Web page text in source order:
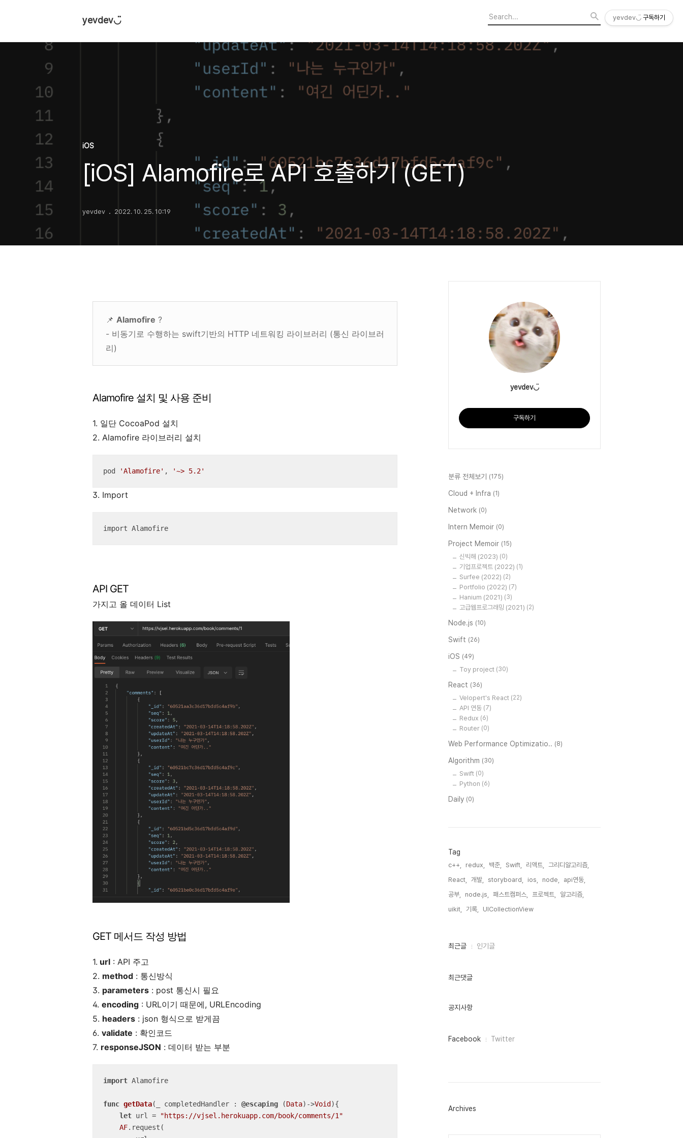
yevdev◡̈
iOS
[iOS] Alamofire로 API 호출하기 (GET)
yevdev 2022. 10. 25. 10:19
📌 Alamofire ?
- 비동기로 수행하는 swift기반의 HTTP 네트워킹 라이브러리 (통신 라이브러
리)
Alamofire 설치 및 사용 준비
1. 일단 CocoaPod 설치
2. Alamofire 라이브러리 설치
pod 'Alamofire' , '~> 5.2'
3. Import
import Alamofire
API GET
가지고 올 데이터 List
GET 메서드 작성 방법
1. url : API 주고
2. method : 통신방식
3. parameters : post 통신시 필요
4. encoding : URL이기 때문에, URLEncoding
5. headers : json 형식으로 받게끔
6. validate : 확인코드
7. responseJSON : 데이터 받는 부분
import Alamofire
func getData( completedHandler : @escaping (Data)->Void ){
let url =
"https://vjsel.herokuapp.com/book/comments/1"
AF.request(
yevdev◡̈
구독하기
분류 전체보기 (175)
Cloud + Infra (1)
Network (0)
Intern Memoir (0)
Project Memoir (15)
신빅해 (2023) (0)
기업프로젝트 (2022) (1)
Surfee (2022) (2)
Portfolio (2022) (7)
Hanium (2021) (3)
고급웹프로그래밍 (2021) (2)
Node.js (10)
Swift (26)
iOS (49)
Toy project (30)
React (36)
Velopert's React (22)
API 연동 (7)
Redux (6)
Router (0)
Web Performance Optimizatio.. (8)
Algorithm (30)
Swift (0)
Python (6)
Daily (0)
Tag
c++, redux, 백준, Swift, 리액트,
그리디알고리즘,
React,
개발, storyboard, ios, node,
api연동,
공부,
node.js, 패스트캠퍼스, 프로젝트,
알고리즘,
uikit,
기록, UICollectionView,
최
인
최근글 인기글
최근댓글
공지사항
페
그
Facebook Twitter
Archives
yevdev◡̈ 구독하기